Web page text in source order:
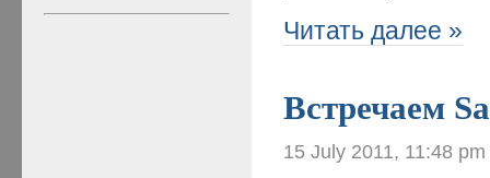
Читать далее »
Встречаем
15 July 2011, 11:48 pm